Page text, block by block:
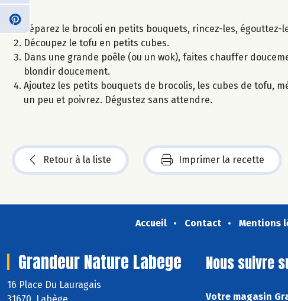
Séparez le brocoli en petits bouquets, rincez-les,
Découpez le tofu en petits cubes.
Dans une grande poêle (ou un wok), faites chauffer
blondir doucement.
Ajoutez les petits bouquets de brocolis, les cubes de tofu,
un peu et poivrez. Dégustez sans attendre.
Retour à la liste Imprimer la recette
Accueil Contact Mentions
Grandeur Nature Labege
16 Place Du Lauragais
31670 Labège
Nous suivre
Votre magasin